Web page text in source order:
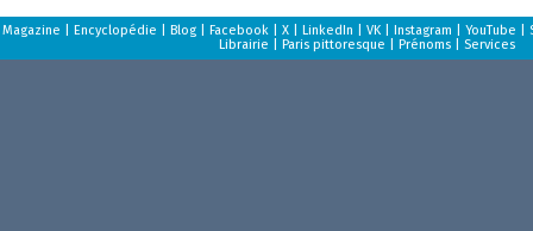
Magazine Encyclopédie Blog| Facebook| X| LinkedIn VK| Instagram YouTube
Librairie
Paris pittoresque Prénoms| Services